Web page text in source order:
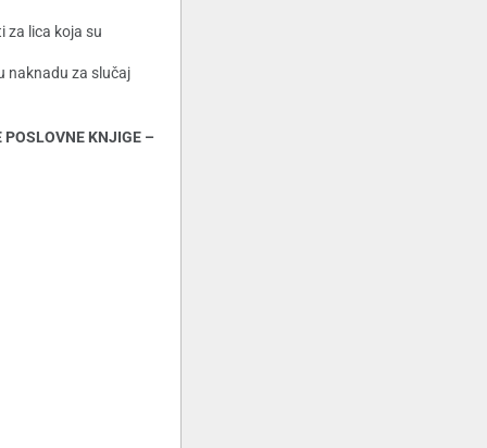
za lica koja su
naknadu za slučaj
POSLOVNE KNJIGE –